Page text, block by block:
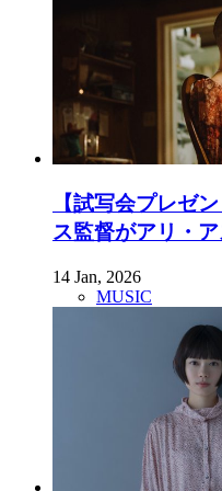
【試写会プレゼ
ス監督がアリ・
14 Jan, 2026
MUSIC